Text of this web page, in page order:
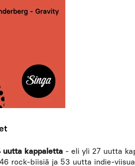
uutta kappaletta- eli yli 27 uutta
rock-biisiä ja 53 uutta indie-